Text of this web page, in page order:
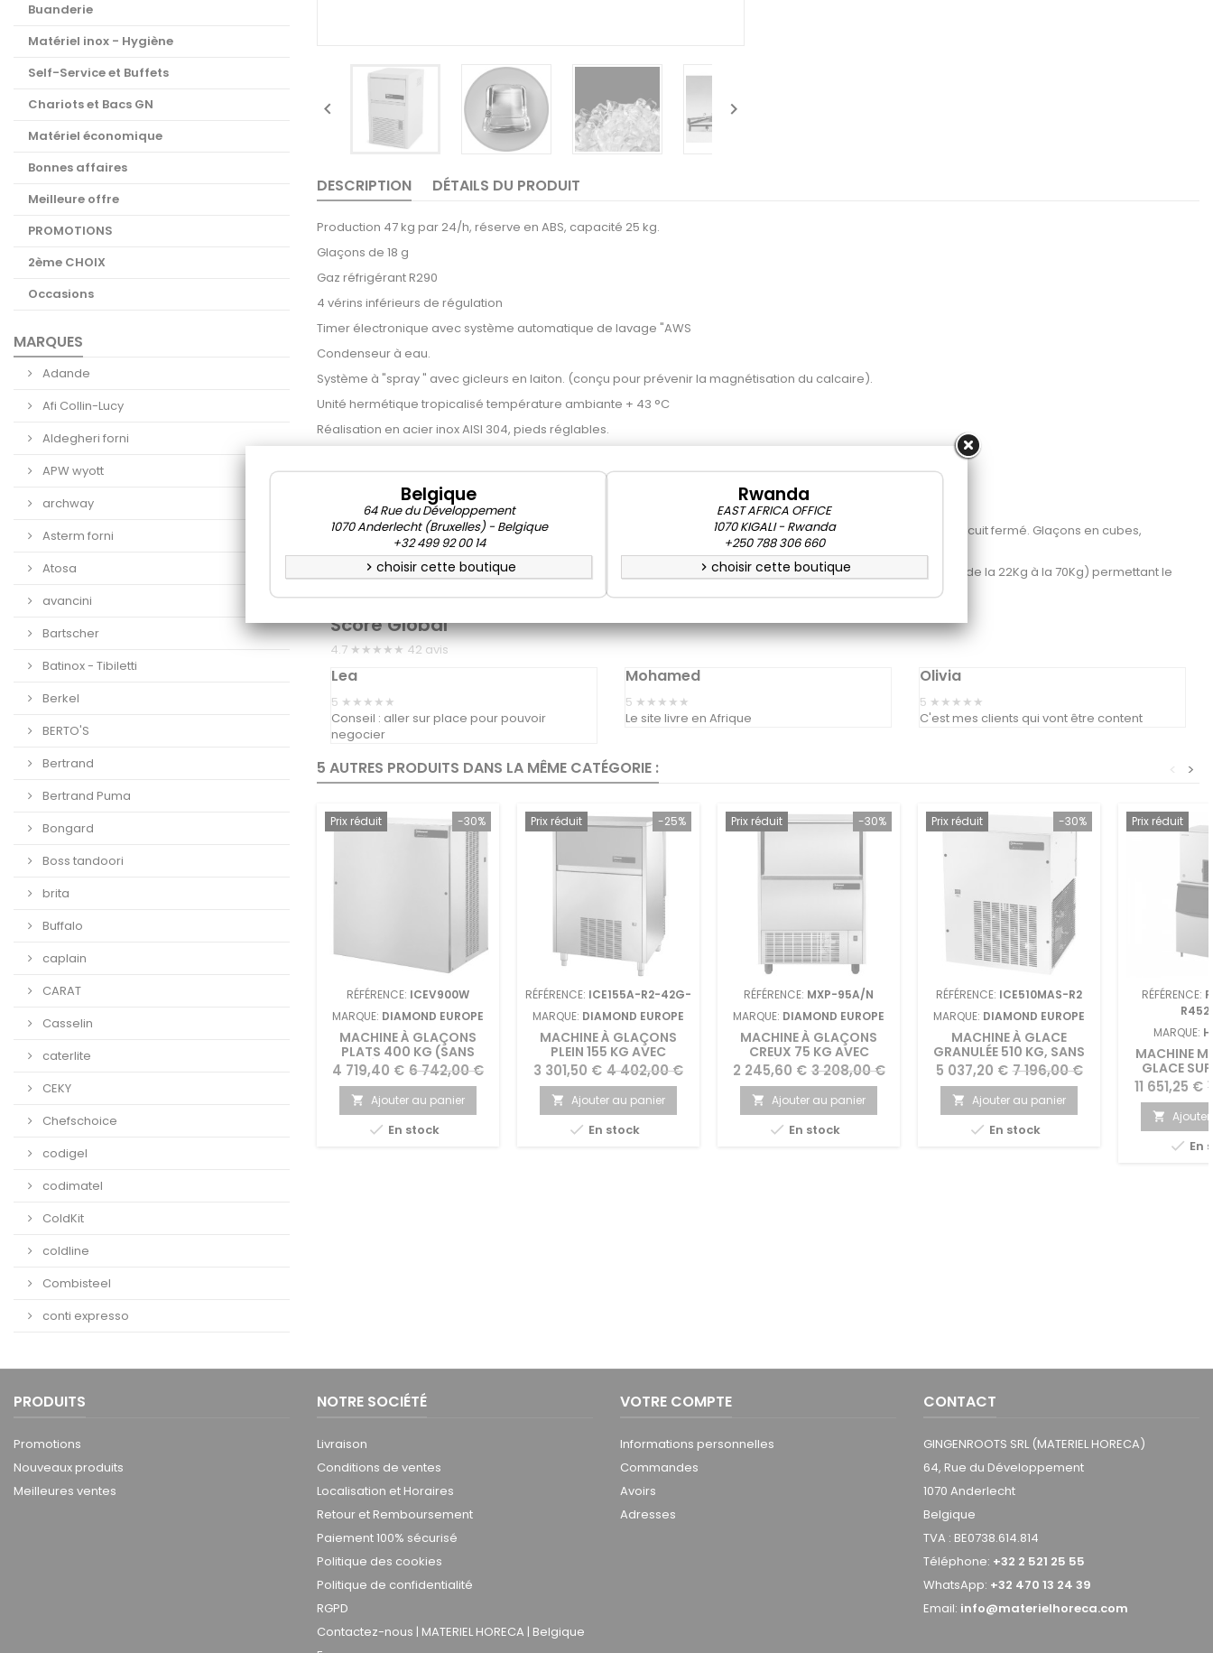
Buanderie
Matériel inox - Hygiène
Self-Service et Buffets
Chariots et Bacs GN
Matériel économique
Bonnes affaires
Meilleure offre
PROMOTIONS
2ème CHOIX
Occasions
MARQUES
Adande
Afi Collin-Lucy
Aldegheri forni
APW wyott
archway
Asterm forni
Atosa
avancini
Bartscher
Batinox - Tibiletti
Berkel
BERTO'S
Bertrand
Bertrand Puma
Bongard
Boss tandoori
brita
Buffalo
caplain
CARAT
Casselin
caterlite
CEKY
Chefschoice
codigel
codimatel
ColdKit
coldline
Combisteel
conti expresso
 
DESCRIPTION DÉTAILS DU PRODUIT
Production 47 kg par 24/h, réserve en ABS, capacité 25 kg.
Glaçons de 18 g
Gaz réfrigérant R290
4 vérins inférieurs de régulation
Timer électronique avec système automatique de lavage "AWS
Condenseur à eau.
Système à "spray " avec gicleurs en laiton. (conçu pour prévenir la magnétisation du calcaire).
Unité hermétique tropicalisé température ambiante + 43 °C
Réalisation en acier inox AISI 304, pieds réglables.
ADVANTAGE:
Gicleurs en laiton, conçus pour éliminer la magnétisation du calcaire. Alimentation en eau durant le cycle en circuit fermé. Glaçons en cubes,
compacts et cristallins. Leurs formes répondent à toutes les exigences du secteur.
Timer électronique avec système automatique de lavage "AWS" (disponible seulement dans les versions inox de la 22Kg à la 70Kg) permettant le
Score Global
4.7 ★★★★★ 42 avis
Lea
5 ★★★★★
Conseil : aller sur place pour pouvoir
negocier
Mohamed
5 ★★★★★
Le site livre en Afrique
Olivia
5 ★★★★★
C'est mes clients qui vont être content
5 AUTRES PRODUITS DANS LA MÊME CATÉGORIE : >
<
-30%
Prix réduit
RÉFÉRENCE: ICEV900W
MARQUE: DIAMOND EUROPE
MACHINE À GLAÇONS
PLATS 400 KG (SANS
RÉSERVE) - EAU
Prix
4 719,40 € Prix
base
6 742,00 €
 Ajouter au panier
 En stock
-25%
Prix réduit
RÉFÉRENCE: ICE155A-R2-42G-
MARQUE: DIAMOND EUROPE
MACHINE À GLAÇONS
PLEIN 155 KG AVEC
RÉSERVE - AIR
Prix
3 301,50 € Prix
base
4 402,00 €
 Ajouter au panier
 En stock
-30%
Prix réduit
RÉFÉRENCE: MXP-95A/N
MARQUE: DIAMOND EUROPE
MACHINE À GLAÇONS
CREUX 75 KG AVEC
RÉSERVE 37 KG
Prix
2 245,60 € Prix
base
3 208,00 €
 Ajouter au panier
 En stock
-30%
Prix réduit
RÉFÉRENCE: ICE510MAS-R2
MARQUE: DIAMOND EUROPE
MACHINE À GLACE
GRANULÉE 510 KG, SANS
RÉSERVE "AIR"
Prix
5 037,20 € Prix
base
7 196,00 €
 Ajouter au panier
 En stock
Prix réduit
RÉFÉRENCE:
MARQUE:
MACHINE
GLACE
HOSHIZAKI
Prix
11 651,25 €

 En
PRODUITS
Promotions
Nouveaux produits
Meilleures ventes
NOTRE SOCIÉTÉ
Livraison
Conditions de ventes
Localisation et Horaires
Retour et Remboursement
Paiement 100% sécurisé
Politique des cookies
Politique de confidentialité
RGPD
Contactez-nous | MATERIEL HORECA | Belgique
VOTRE COMPTE
Informations personnelles
Commandes
Avoirs
Adresses
CONTACT
GINGENROOTS SRL (MATERIEL HORECA)
64, Rue du Développement
1070 Anderlecht
Belgique
TVA : BE0738.614.814
Téléphone: +32 2 521 25 55
WhatsApp: +32 470 13 24 39
Email: info@materielhoreca.com
Belgique
64 Rue du Développement
1070 Anderlecht (Bruxelles) - Belgique
+32 499 92 00 14
chevron_right choisir cette boutique
Rwanda
EAST AFRICA OFFICE
1070 KIGALI - Rwanda
+250 788 306 660
chevron_rightchoisir cette boutique